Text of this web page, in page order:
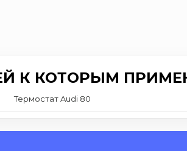
К КОТОРЫМ
Термостат Audi 80